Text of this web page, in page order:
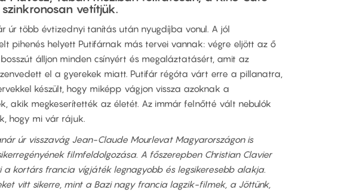
vetítjük.
úr több évtizednyi tanítás után nyugdíjba vonul. A jól
pihenés helyett Putifárnak más tervei vannak: végre eljött az ő
álljon minden csínyért és megaláztatásért, amit az
el a gyerekek miatt. Putifár régóta várt erre a pillanatra,
készült, hogy miképp vágjon vissza azoknak a
akik megkeserítették az életét. Az immár felnőtté vált nebulók
hogy mi vár rájuk.
úr visszavág Jean-Claude Mourlevat Magyarországon is
filmfeldolgozása. A főszerepben Christian Clavier
kortárs francia vígjáték legnagyobb és legsikeresebb alakja.
vitt sikerre, mint a Bazi nagy francia lagzik-filmek, a Jöttünk,